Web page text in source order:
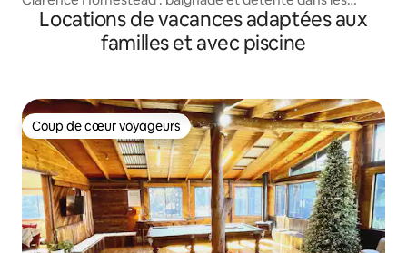
montagnes
Locations de vacances adaptées aux
familles et avec piscine
Coup de cœur voyageurs
Coup de cœur voyageurs